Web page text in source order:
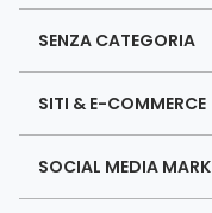
SENZA CATEGORIA
SITI & E-COMMERCE
SOCIAL MEDIA